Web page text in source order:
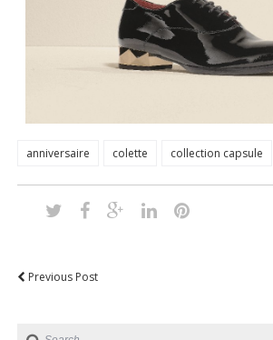
anniversaire colette collection capsule
Previous Post